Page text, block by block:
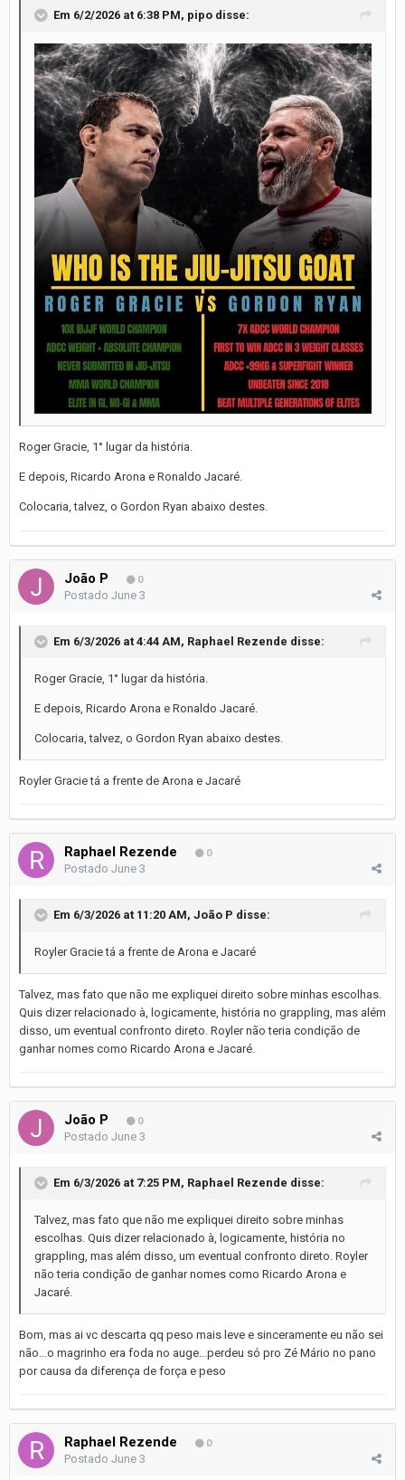
Em 6/2/2026 at 6:38 PM, pipo disse:
Roger Gracie, 1° lugar da história.
E depois, Ricardo Arona e Ronaldo Jacaré.
Colocaria, talvez, o Gordon Ryan abaixo destes.
João P 0
Postado June 3
Em 6/3/2026 at 4:44 AM, Raphael Rezende disse:
Roger Gracie, 1° lugar da história.
E depois, Ricardo Arona e Ronaldo Jacaré.
Colocaria, talvez, o Gordon Ryan abaixo destes.
Royler Gracie tá a frente de Arona e Jacaré
Raphael Rezende 0
Postado June 3
Em 6/3/2026 at 11:20 AM, João P disse:
Royler Gracie tá a frente de Arona e Jacaré
Talvez, mas fato que não me expliquei direito sobre minhas escolhas.
Quis dizer relacionado à, logicamente, história no grappling, mas além
disso, um eventual confronto direto. Royler não teria condição de
ganhar nomes como Ricardo Arona e Jacaré.
João P 0
Postado June 3
Em 6/3/2026 at 7:25 PM, Raphael Rezende disse:
Talvez, mas fato que não me expliquei direito sobre minhas
escolhas. Quis dizer relacionado à, logicamente, história no
grappling, mas além disso, um eventual confronto direto. Royler
não teria condição de ganhar nomes como Ricardo Arona e
Jacaré.
Bom, mas ai vc descarta qq peso mais leve e sinceramente eu não sei
não...o magrinho era foda no auge...perdeu só pro Zé Mário no pano
por causa da diferença de força e peso
Raphael Rezende 0
Postado June 3